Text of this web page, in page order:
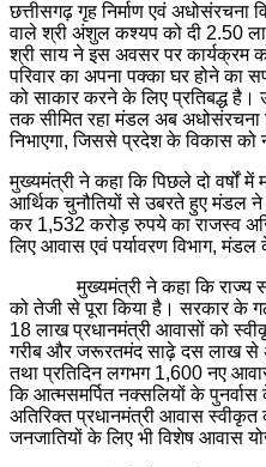
छत्तीसगढ़ गृह निर्माण एवं
वाले श्री अंशुल कश्यप को दी 2.50
श्री साय ने इस अवसर पर कार्यक्रम
परिवार का अपना पक्का घर होने का
को साकार करने के लिए प्रतिबद्ध है।
तक सीमित रहा मंडल अब अधोसंरचना
निभाएगा, जिससे प्रदेश के विकास को
मुख्यमंत्री ने कहा कि पिछले दो वर्षों
आर्थिक चुनौतियों से उबरते हुए मंडल
कर 1,532 करोड़ रुपये का राजस्व
लिए आवास एवं पर्यावरण विभाग, मंडल
मुख्यमंत्री ने कहा कि राज्य
को तेजी से पूरा किया है। सरकार के
18 लाख प्रधानमंत्री आवासों को
गरीब और जरूरतमंद साढ़े दस लाख से
तथा प्रतिदिन लगभग 1,600 नए
कि आत्मसमर्पित नक्सलियों के
अतिरिक्त प्रधानमंत्री आवास स्वीकृत
जनजातियों के लिए भी विशेष आवास